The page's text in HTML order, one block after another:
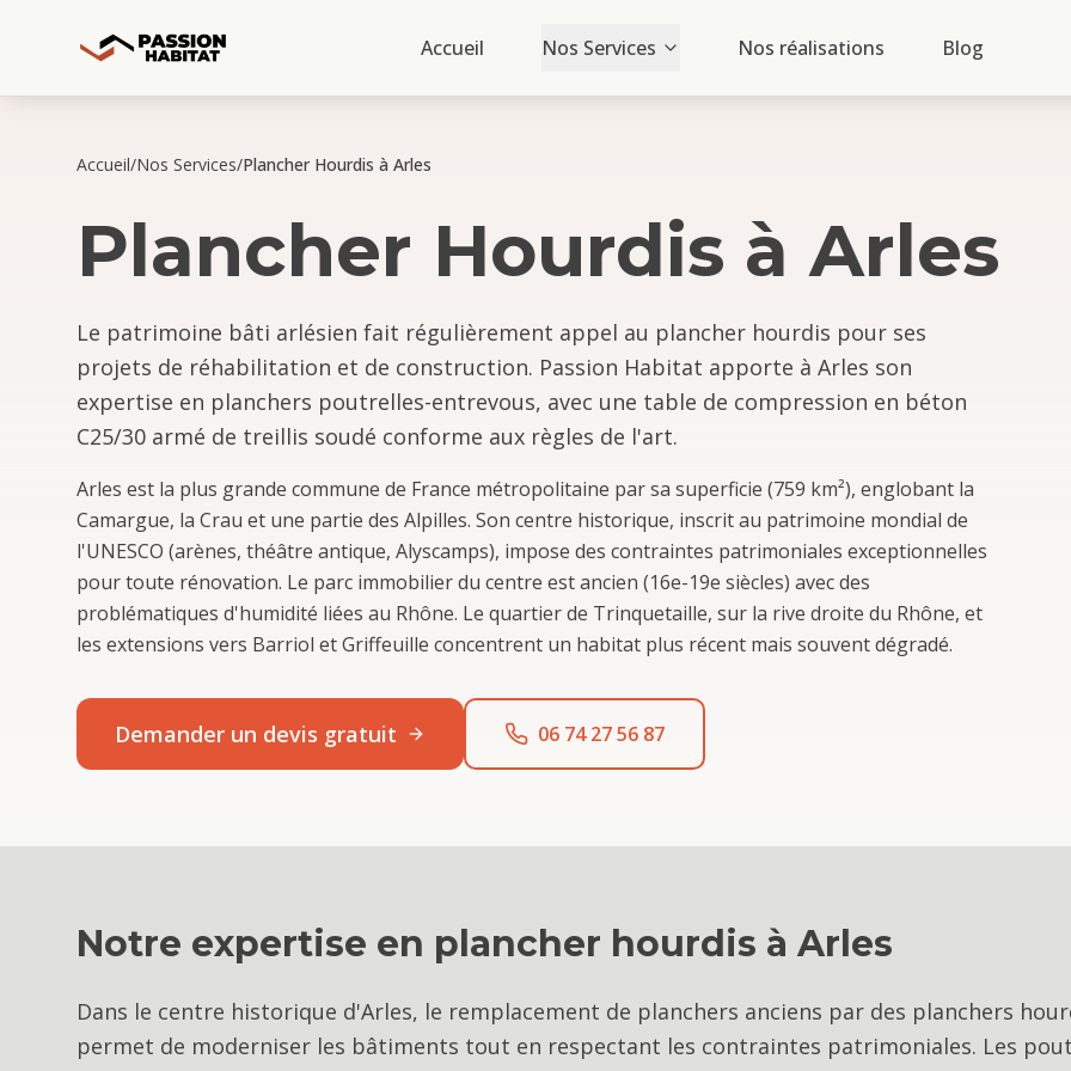
Accueil Nos Services Nos réalisations Blog
Accueil/Nos Services/Plancher Hourdis à Arles
Plancher Hourdis àArles
Le patrimoine bâti arlésien fait régulièrement appel au plancher hourdis pour ses
projets de réhabilitation et de construction. Passion Habitat apporte à Arles son
expertise en planchers poutrelles-entrevous, avec une table de compression en béton
C25/30 armé de treillis soudé conforme aux règles de l'art.
Arles est la plus grande commune de France métropolitaine par sa superficie (759 km²), englobant la
Camargue, la Crau et une partie des Alpilles. Son centre historique, inscrit au patrimoine mondial de
l'UNESCO (arènes, théâtre antique, Alyscamps), impose des contraintes patrimoniales exceptionnelles
pour toute rénovation. Le parc immobilier du centre est ancien (16e-19e siècles) avec des
problématiques d'humidité liées au Rhône. Le quartier de Trinquetaille, sur la rive droite du Rhône, et
les extensions vers Barriol et Griffeuille concentrent un habitat plus récent mais souvent dégradé.
Demander un devis gratuit 06 74 27 56 87
Notre expertise en plancher hourdis à Arles
Dans le centre historique d'Arles, le remplacement de planchers anciens par des planchers
permet de moderniser les bâtiments tout en respectant les contraintes patrimoniales. Les